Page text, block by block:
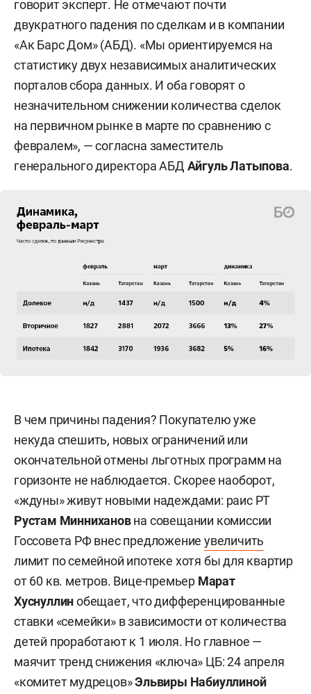
говорит эксперт. Не отмечают почти
двукратного падения по сделкам и в компании
«Ак Барс Дом» (АБД). «Мы ориентируемся на
статистику двух независимых аналитических
порталов сбора данных. И оба говорят о
незначительном снижении количества сделок
на первичном рынке в марте по сравнению с
февралем», — согласна заместитель
генерального директора АБД Айгуль Латыпова.
В чем причины падения? Покупателю уже
некуда спешить, новых ограничений или
окончательной отмены льготных программ на
горизонте не наблюдается. Скорее наоборот,
«ждуны» живут новыми надеждами: раис РТ
Рустам Миннихановна совещании комиссии
Госсовета РФ внес предложениеувеличить
лимит по семейной ипотеке хотя бы для квартир
от 60 кв. метров. Вице-премьер Марат
Хуснуллинобещает, что дифференцированные
ставки «семейки» в зависимости от количества
детей проработают к 1 июля. Но главное —
маячит тренд снижения «ключа» ЦБ: 24 апреля
«комитет мудрецов»Эльвиры Набиуллиной